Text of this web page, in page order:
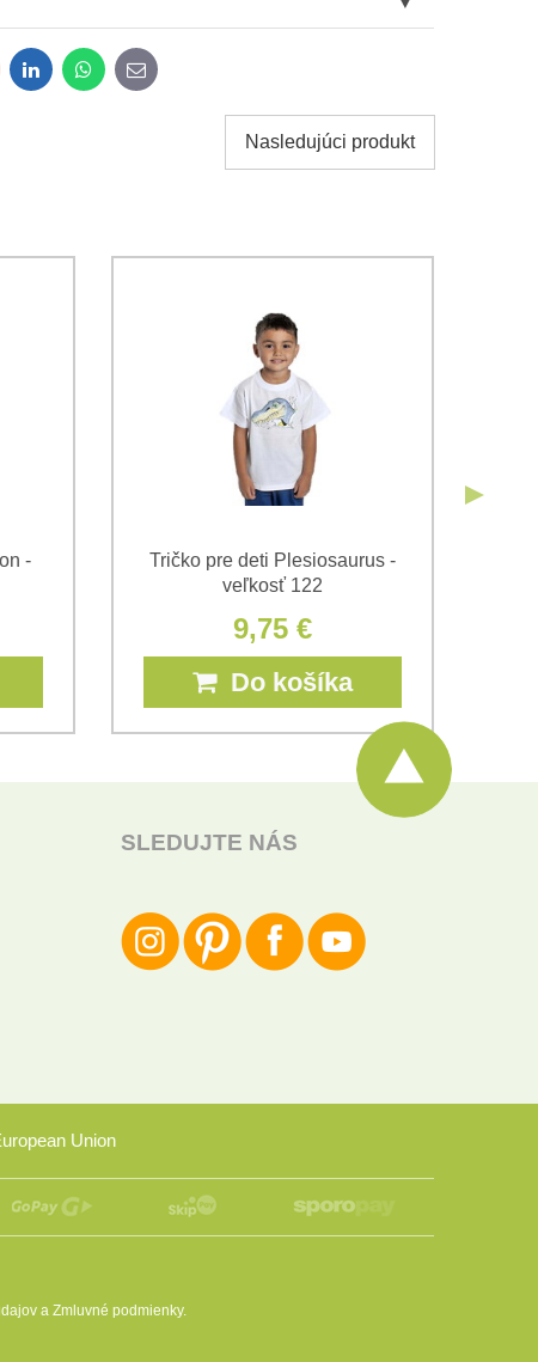
Ochrany osobných údajovspoločnosti Bomba s.r.o.
LinkedInWhatsApp
E-
mail
Nasledujúci produkt
-
Tričko pre deti Plesiosaurus -
veľkosť 122
9,75 €
Do košíka
SLEDUJTE NÁS
Union
a Zmluvné podmienky.